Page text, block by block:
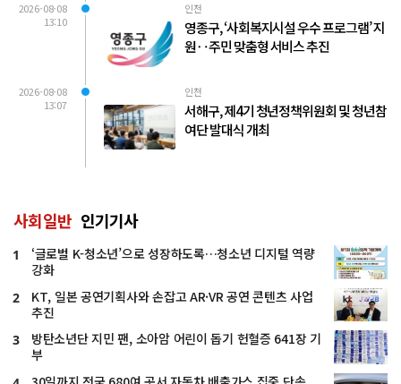
2026-08-08
13:10
인천
영종구, ‘사회복지시설 우수 프로그램’ 지
원‥주민 맞춤형 서비스 추진
2026-08-08
13:07
인천
서해구, 제4기 청년정책위원회 및 청년참
여단 발대식 개최
사회일반 인기기사
1
‘글로벌 K-청소년’으로 성장하도록…청소년 디지털 역량
강화
2
KT, 일본 공연기획사와 손잡고 AR·VR 공연 콘텐츠 사업
추진
3
방탄소년단 지민 팬, 소아암 어린이 돕기 헌혈증 641장 기
부